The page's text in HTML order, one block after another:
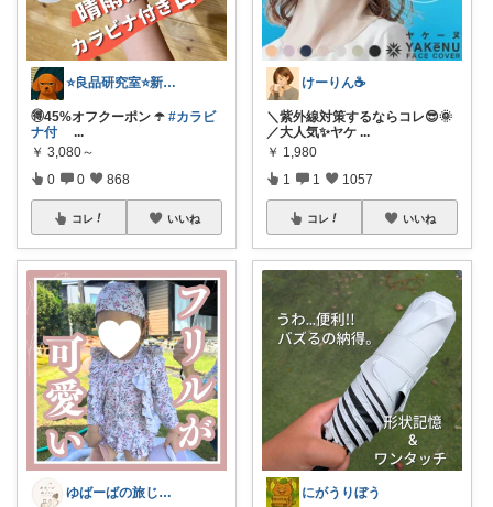
⭐良品研究室⭐新潟県民のオススメ🍙お米
🉐45%オフクーポン ☂️ #カラビ
ナ付
...
￥ 3,080～
0 0 868
コレ いいね
ゆばーばの旅じたく
けーりん☕️
＼紫外線対策するならコレ😎🌞
／大人気✨ヤケ ...
￥ 1,980
1 1 1057
コレ いいね
にがうりぼう